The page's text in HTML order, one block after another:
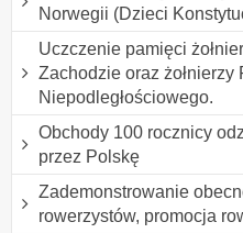
Norwegii (Dzieci
Uczczenie pamięci
Zachodzie oraz
Niepodległościowego.
Obchody 100 rocznicy
przez Polskę
Zademonstrowanie
rowerzystów, promocja